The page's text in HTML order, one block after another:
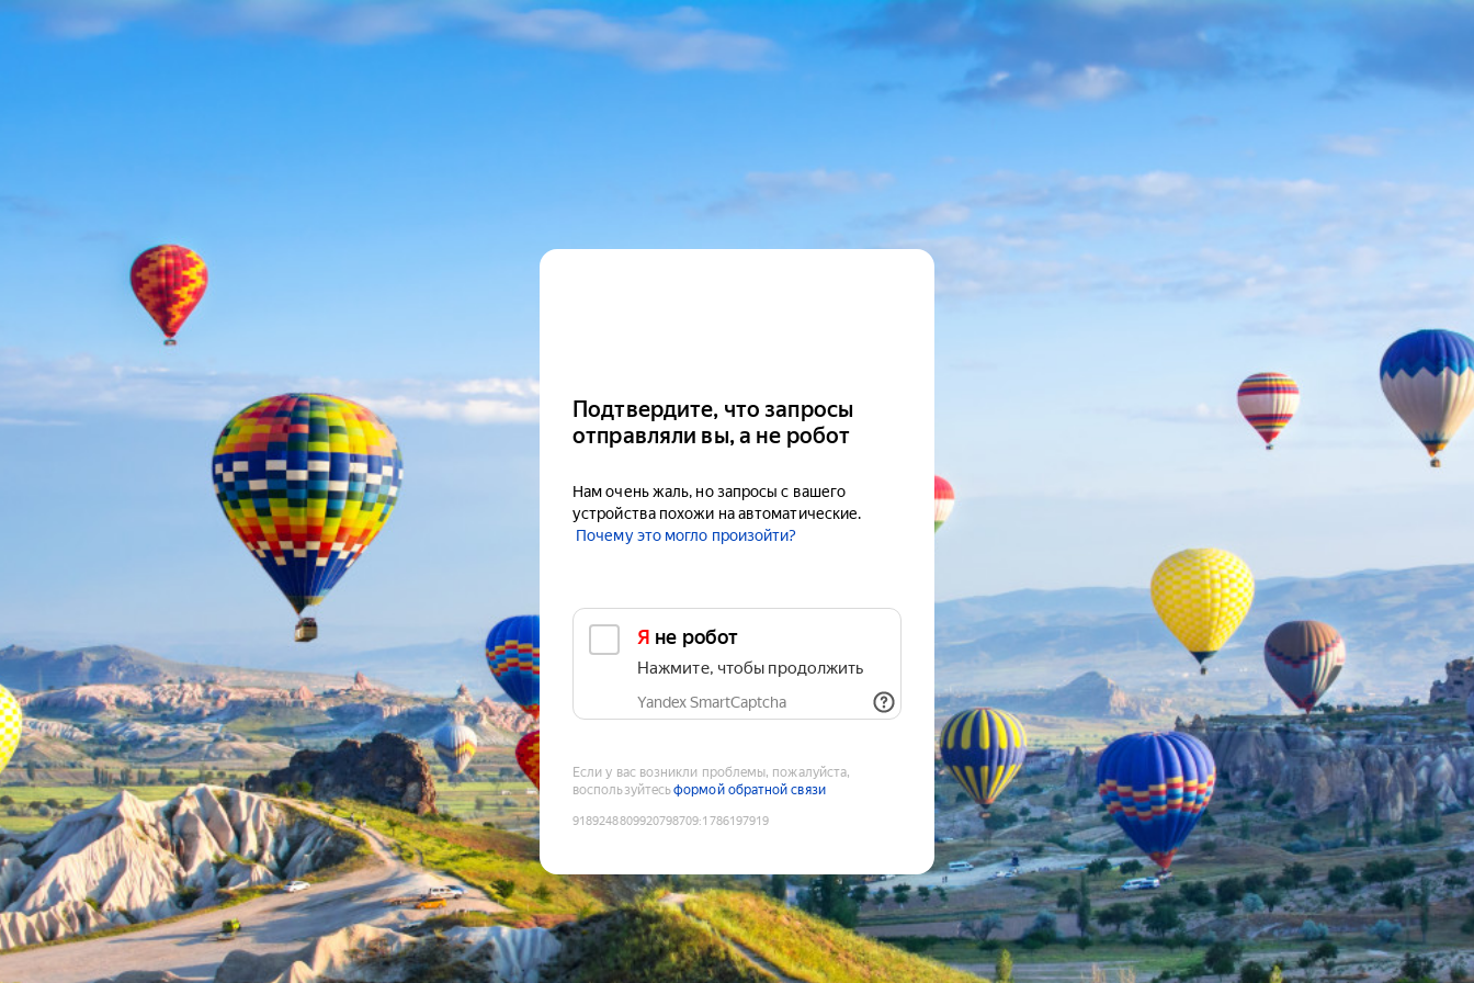
Подтвердите, что запросы
отправляли вы, а не робот
Нам очень жаль, но запросы с вашего
устройства похожи на автоматические.
Почему это могло произойти?
Я не робот
Нажмите, чтобы продолжить
Yandex SmartCaptcha
Если у вас возникли проблемы, пожалуйста,
воспользуйтесьформой обратной связи
9189248809920798709:1786197919